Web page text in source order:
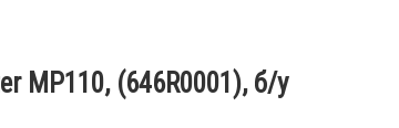
MP110, (646R0001), б/у